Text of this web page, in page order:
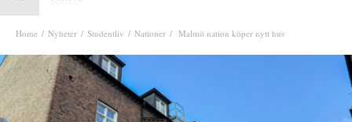
Home Nyheter Studentliv Nationer Malmö nation köper nytt hus